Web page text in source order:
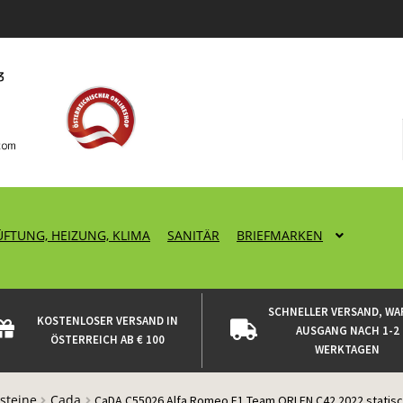
HEIZUNG, KLIMA SANITÄR BRIEFMARKEN
KOSTENLOSER VERSAND IN
ÖSTERREICH AB € 100
SCHNELLER VERSAND,
AUSGANG NACH 1-2
WERKTAGEN